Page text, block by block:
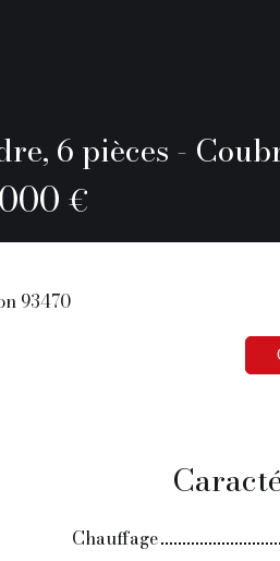
6 pièces -
€
93470
Chauffage